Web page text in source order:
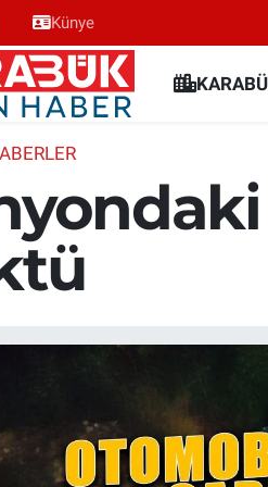
Künye
Haritası
ve Fikstür